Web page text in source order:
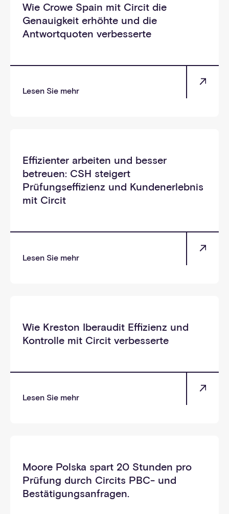
Wie Crowe Spain mit Circit die
Genauigkeit erhöhte und die
Antwortquoten verbesserte
Lesen Sie mehr
Effizienter arbeiten und besser
betreuen: CSH steigert
Prüfungseffizienz und Kundenerlebnis
mit Circit
Lesen Sie mehr
Wie Kreston Iberaudit Effizienz und
Kontrolle mit Circit verbesserte
Lesen Sie mehr
Moore Polska spart 20 Stunden pro
Prüfung durch Circits PBC- und
Bestätigungsanfragen.